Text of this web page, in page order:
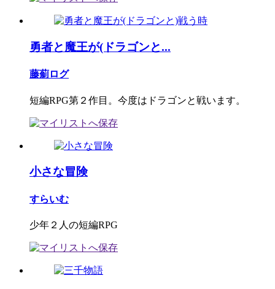
勇者と魔王が(ドラゴンと...
藤薊ログ
短編RPG第２作目。今度はドラゴンと戦います。
小さな冒険
すらいむ
少年２人の短編RPG